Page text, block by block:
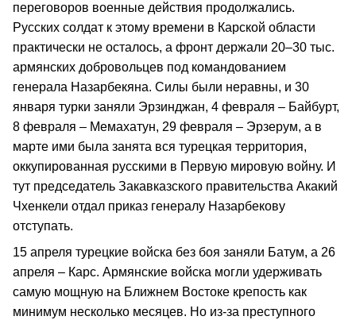
переговоров военные действия продолжались.
Русских солдат к этому времени в Карской области
практически не осталось, а фронт держали 20–30 тыс.
армянских добровольцев под командованием
генерала Назарбекяна. Силы были неравны, и 30
января турки заняли Эрзинджан, 4 февраля – Байбурт,
8 февраля – Мемахатун, 29 февраля – Эрзерум, а в
марте ими была занята вся турецкая территория,
оккупированная русскими в Первую мировую войну. И
тут председатель Закавказского правительства Акакий
Чхенкели отдал приказ генералу Назарбекову
отступать.
15 апреля турецкие войска без боя заняли Батум, а 26
апреля – Карс. Армянские войска могли удерживать
самую мощную на Ближнем Востоке крепость как
минимум несколько месяцев. Но из-за преступного